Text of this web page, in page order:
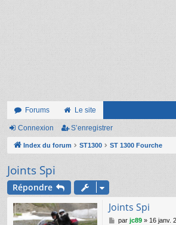
Forums Le site
Connexion S’enregistrer
Index du forum ST1300 ST 1300 Fourche
Joints Spi
Répondre
Joints Spi
M
par jc89» 16 janv.